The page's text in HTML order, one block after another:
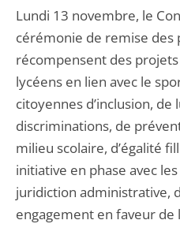
Lundi 13 novembre, le
cérémonie de remise des
récompensent des
lycéens en lien avec le
citoyennes d’inclusion,
discriminations, de
milieu scolaire, d’égalité
initiative en phase avec
juridiction administrative,
engagement en faveur de